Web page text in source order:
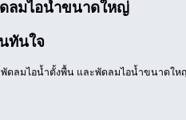
ลมไอน้ำขนาดใหญ่
ทันใจ
ดลมไอน้ำตั้งพื้น และพัดลมไอน้ำขนาดใ